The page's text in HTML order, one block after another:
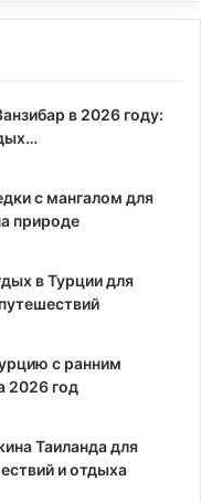
в 2026 году:
с мангалом для
природе
в Турции для
с ранним
2026 год
Таиланда для
и отдыха